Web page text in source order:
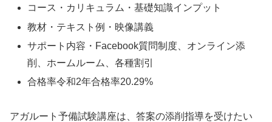
コース・カリキュラム・基礎知識インプット
教材・テキスト例・映像講義
サポート内容・Facebook質問制度、オンライン添
削、ホームルーム、各種割引
合格率令和2年合格率20.29%
アガルート予備試験講座は、答案の添削指導を受けたい